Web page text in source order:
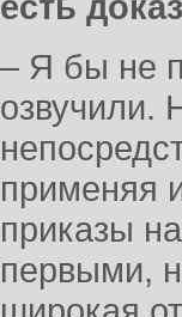
– Я бы не
озвучили.
применяя
приказы
первыми,